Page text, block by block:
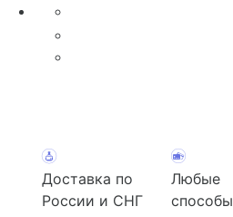
Доставка по
России и СНГ
Любые
способы